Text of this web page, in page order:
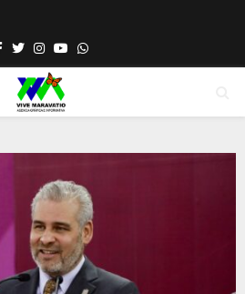
Facebook
TwitterInstagram
YoutubeWhatsapp